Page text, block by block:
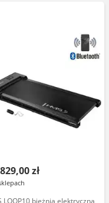
zł
LOOP10 bieżnia elektryczna